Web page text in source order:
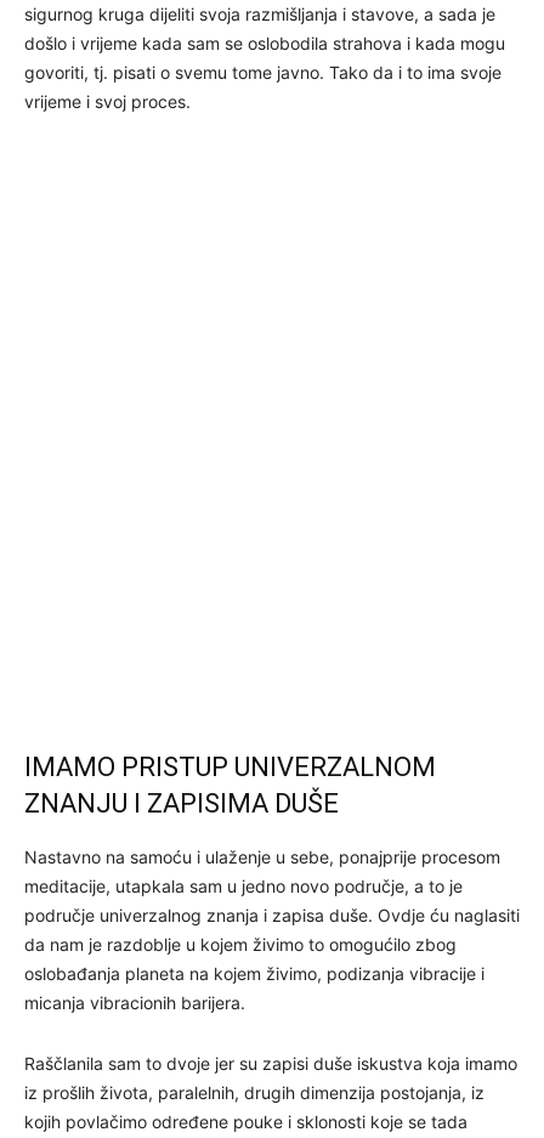
sigurnog kruga dijeliti svoja razmišljanja i stavove, a sada je
došlo i vrijeme kada sam se oslobodila strahova i kada mogu
govoriti, tj. pisati o svemu tome javno. Tako da i to ima svoje
vrijeme i svoj proces.
IMAMO PRISTUP UNIVERZALNOM
ZNANJU I ZAPISIMA DUŠE
Nastavno na samoću i ulaženje u sebe, ponajprije procesom
meditacije, utapkala sam u jedno novo područje, a to je
područje univerzalnog znanja i zapisa duše. Ovdje ću naglasiti
da nam je razdoblje u kojem živimo to omogućilo zbog
oslobađanja planeta na kojem živimo, podizanja vibracije i
micanja vibracionih barijera.
Raščlanila sam to dvoje jer su zapisi duše iskustva koja imamo
iz prošlih života, paralelnih, drugih dimenzija postojanja, iz
kojih povlačimo određene pouke i sklonosti koje se tada